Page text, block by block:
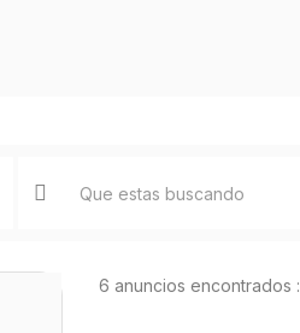
6 anuncios encontrados :